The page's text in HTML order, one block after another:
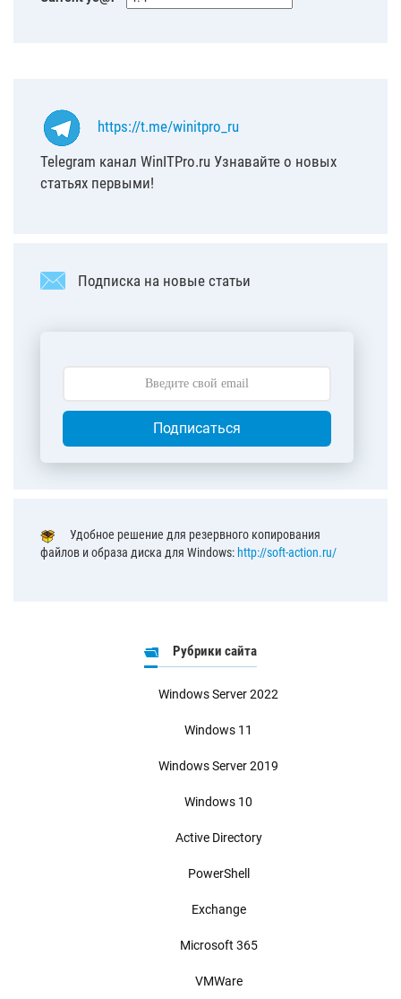
https://t.me/winitpro_ru
Telegram канал WinITPro.ru Узнавайте о новых
статьях первыми!
Подписка на новые статьи
Подписаться
Удобное решение для резервного копирования
файлов и образа диска для Windows: http://soft-action.ru/
Рубрики сайта
Windows Server 2022
Windows 11
Windows Server 2019
Windows 10
Active Directory
PowerShell
Exchange
Microsoft 365
VMWare